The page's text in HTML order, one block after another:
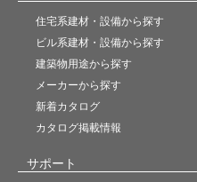
住宅系建材・設備から探す
ビル系建材・設備から探す
建築物用途から探す
メーカーから探す
新着カタログ
カタログ掲載情報
サポート